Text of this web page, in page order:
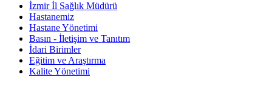
İzmir İl Sağlık Müdürü
Hastanemiz
Hastane Yönetimi
Basın - İletişim ve Tanıtım
İdari Birimler
Eğitim ve Araştırma
Kalite Yönetimi